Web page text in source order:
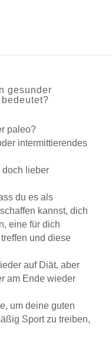
gesunder
paleo?
intermittierendes
doch lieber
du es als
kannst, dich
eine für dich
und diese
auf Diät, aber
am Ende wieder
um deine guten
Sport zu treiben,